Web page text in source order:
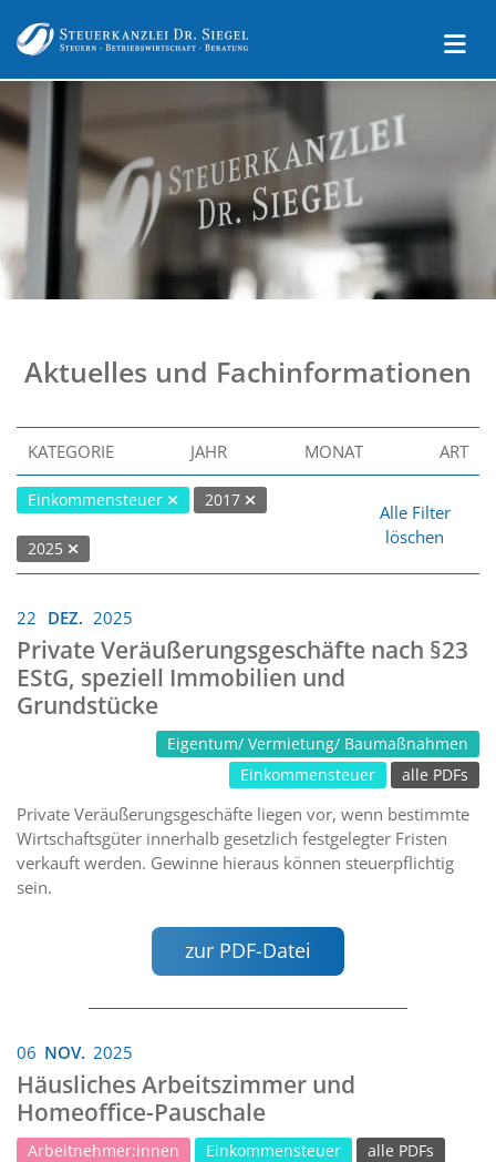
Aktuelles und Fachinformationen
KATEGORIE JAHR MONAT ART
Einkommensteuer 2017
2025
Alle Filter
löschen
22 DEZ. 2025
Private Veräußerungsgeschäfte nach §23
EStG, speziell Immobilien und
Grundstücke
Eigentum/ Vermietung/ Baumaßnahmen
Einkommensteuer
alle PDFs
Private Veräußerungsgeschäfte liegen vor, wenn bestimmte
Wirtschaftsgüter innerhalb gesetzlich festgelegter Fristen
verkauft werden. Gewinne hieraus können steuerpflichtig
sein.
zur PDF-Datei
06 NOV. 2025
Häusliches Arbeitszimmer und
Homeoffice-Pauschale
Arbeitnehmer:innen Einkommensteuer alle PDFs